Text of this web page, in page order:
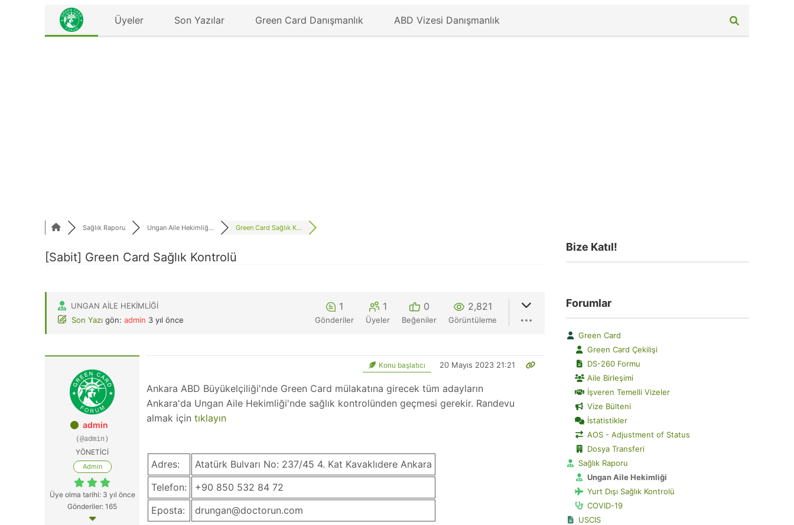
Üyeler Son Yazılar Green Card Danışmanlık ABD Vizesi Danışmanlık
Sağlık Raporu Ungan Aile Hekimliğ... Green Card Sağlık K...
[Sabit] Green Card Sağlık Kontrolü
UNGAN AILE HEKIMLIĞI
Son Yazı gön: admin 3 yıl önce
1
Gönderiler
1
Üyeler
0
Beğeniler
2,821
Görüntüleme
admin
(@admin)
YÖNETİCİ
Admin
Üye olma tarihi: 3 yıl önce
Gönderiler: 165
Konu başlatıcı 20 Mayıs 2023 21:21
Ankara ABD Büyükelçiliği'nde Green Card mülakatına girecek tüm adayların
Ankara'da Ungan Aile Hekimliği'nde sağlık kontrolünden geçmesi gerekir. Randevu
almak için tıklayın
Adres:
Atatürk Bulvarı No: 237/45 4. Kat Kavaklıdere Ankara
Telefon:
+90 850 532 84 72
Eposta:
drungan@doctorun.com
Bize Katıl!
Forumlar
Green Card
Green Card Çekilişi
DS-260 Formu
Aile Birleşimi
İşveren Temelli Vizeler
Vize Bülteni
İstatistikler
AOS - Adjustment of Status
Dosya Transferi
Sağlık Raporu
Ungan Aile Hekimliği
Yurt Dışı Sağlık Kontrolü
COVID-19
USCIS